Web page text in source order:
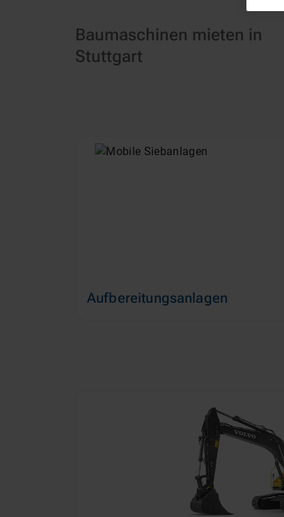
Baumaschinen mieten in
Stuttgart
Aufbereitungsanlagen